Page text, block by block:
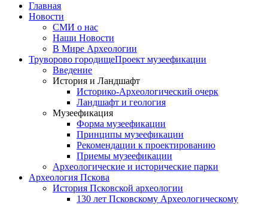
Главная
Новости
СМИ о нас
Наши Новости
В Мире Археологии
Труворово городищеПроект музеефикации
Введение
История и Ландшафт
Историко-Археологический очерк
Ландшафт и геология
Музеефикация
Форма музеефикации
Принципы музеефикации
Рекомендации к проектированию
Приемы музеефикации
Археологические и исторические парки
Археология Пскова
История Псковской археологии
130 лет Псковскому Археологическому